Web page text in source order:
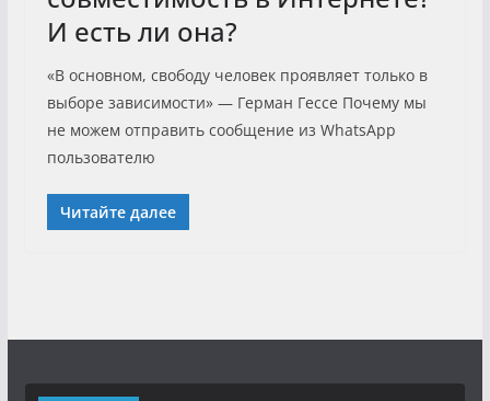
И есть ли она?
«В основном, свободу человек проявляет только в
выборе зависимости» — Герман Гессе Почему мы
не можем отправить сообщение из WhatsApp
пользователю
Читайте далее